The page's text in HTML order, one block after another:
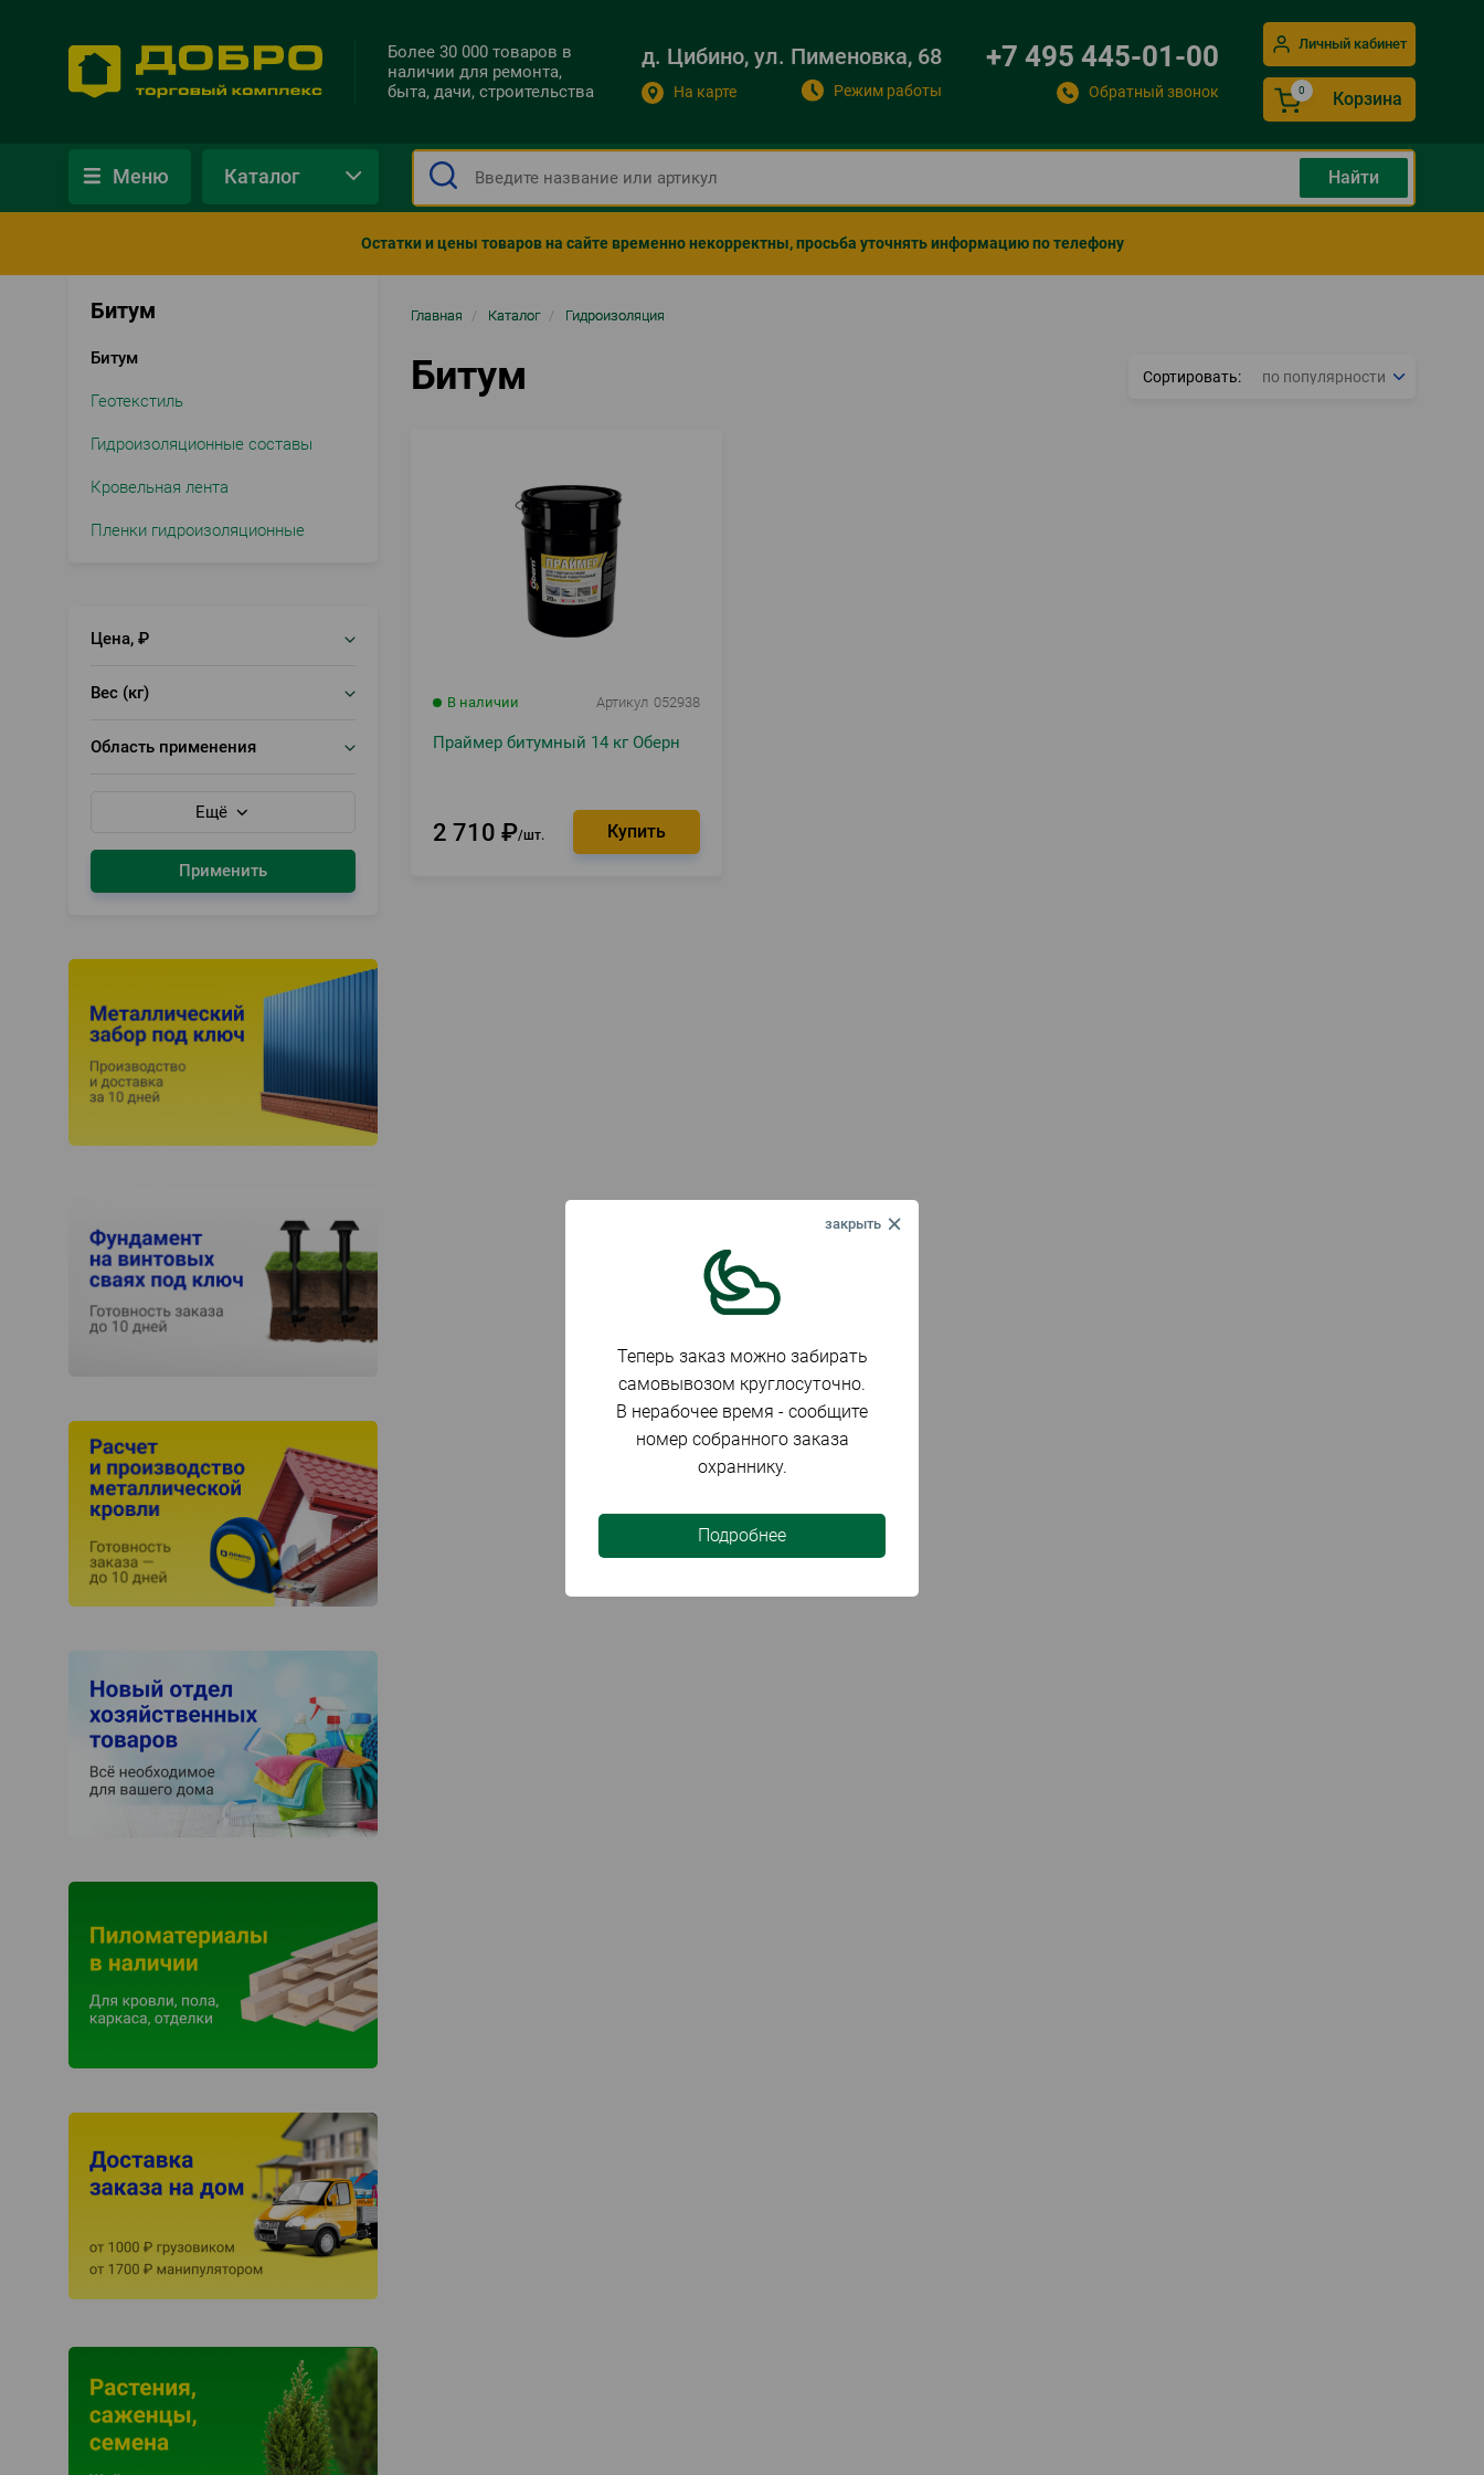
Более 30 000 товаров в
наличии для ремонта,
быта, дачи, строительства
д. Цибино, ул. Пименовка, 68
На карте Режим работы
+7 495 445-01-00
Обратный звонок
Личный кабинет
Корзина
Меню Каталог
Остатки и цены товаров на сайте временно некорректны, просьба уточнять информацию по телефону
Битум
Битум
Геотекстиль
Гидроизоляционные составы
Кровельная лента
Пленки гидроизоляционные
Цена, ₽
Вес (кг)
Область применения
Ещё
Применить
Строка
навигации
Главная / Каталог / Гидроизоляция
Битум Сортировать
В наличии Артикул 052938
Праймер битумный 14 кг Оберн
2 710 ₽ шт.
Теперь заказ можно забирать
самовывозом круглосуточно.
В нерабочее время - сообщите
номер собранного заказа
охраннику.
Подробнее